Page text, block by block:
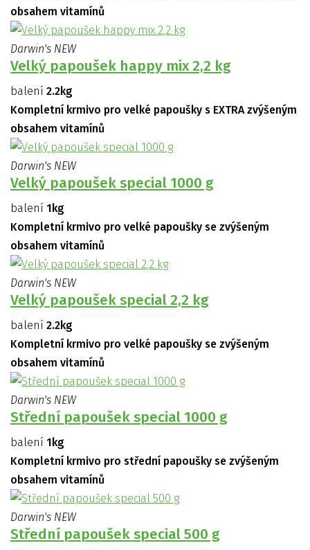
obsahem vitamínů
Darwin's NEW
Velký papoušek happy mix 2,2 kg
balení 2.2kg
Kompletní krmivo pro velké papoušky s EXTRA zvýšeným
obsahem vitamínů
Darwin's NEW
Velký papoušek special 1000 g
balení 1kg
Kompletní krmivo pro velké papoušky se zvýšeným
obsahem vitamínů
Darwin's NEW
Velký papoušek special 2,2 kg
balení 2.2kg
Kompletní krmivo pro velké papoušky se zvýšeným
obsahem vitamínů
Darwin's NEW
Střední papoušek special 1000 g
balení 1kg
Kompletní krmivo pro střední papoušky se zvýšeným
obsahem vitamínů
Darwin's NEW
Střední papoušek special 500 g